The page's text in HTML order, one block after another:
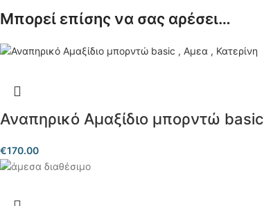
Μπορεί επίσης να σας αρέσει…
Αναπηρικό Αμαξίδιο μπορντώ basic
€170.00